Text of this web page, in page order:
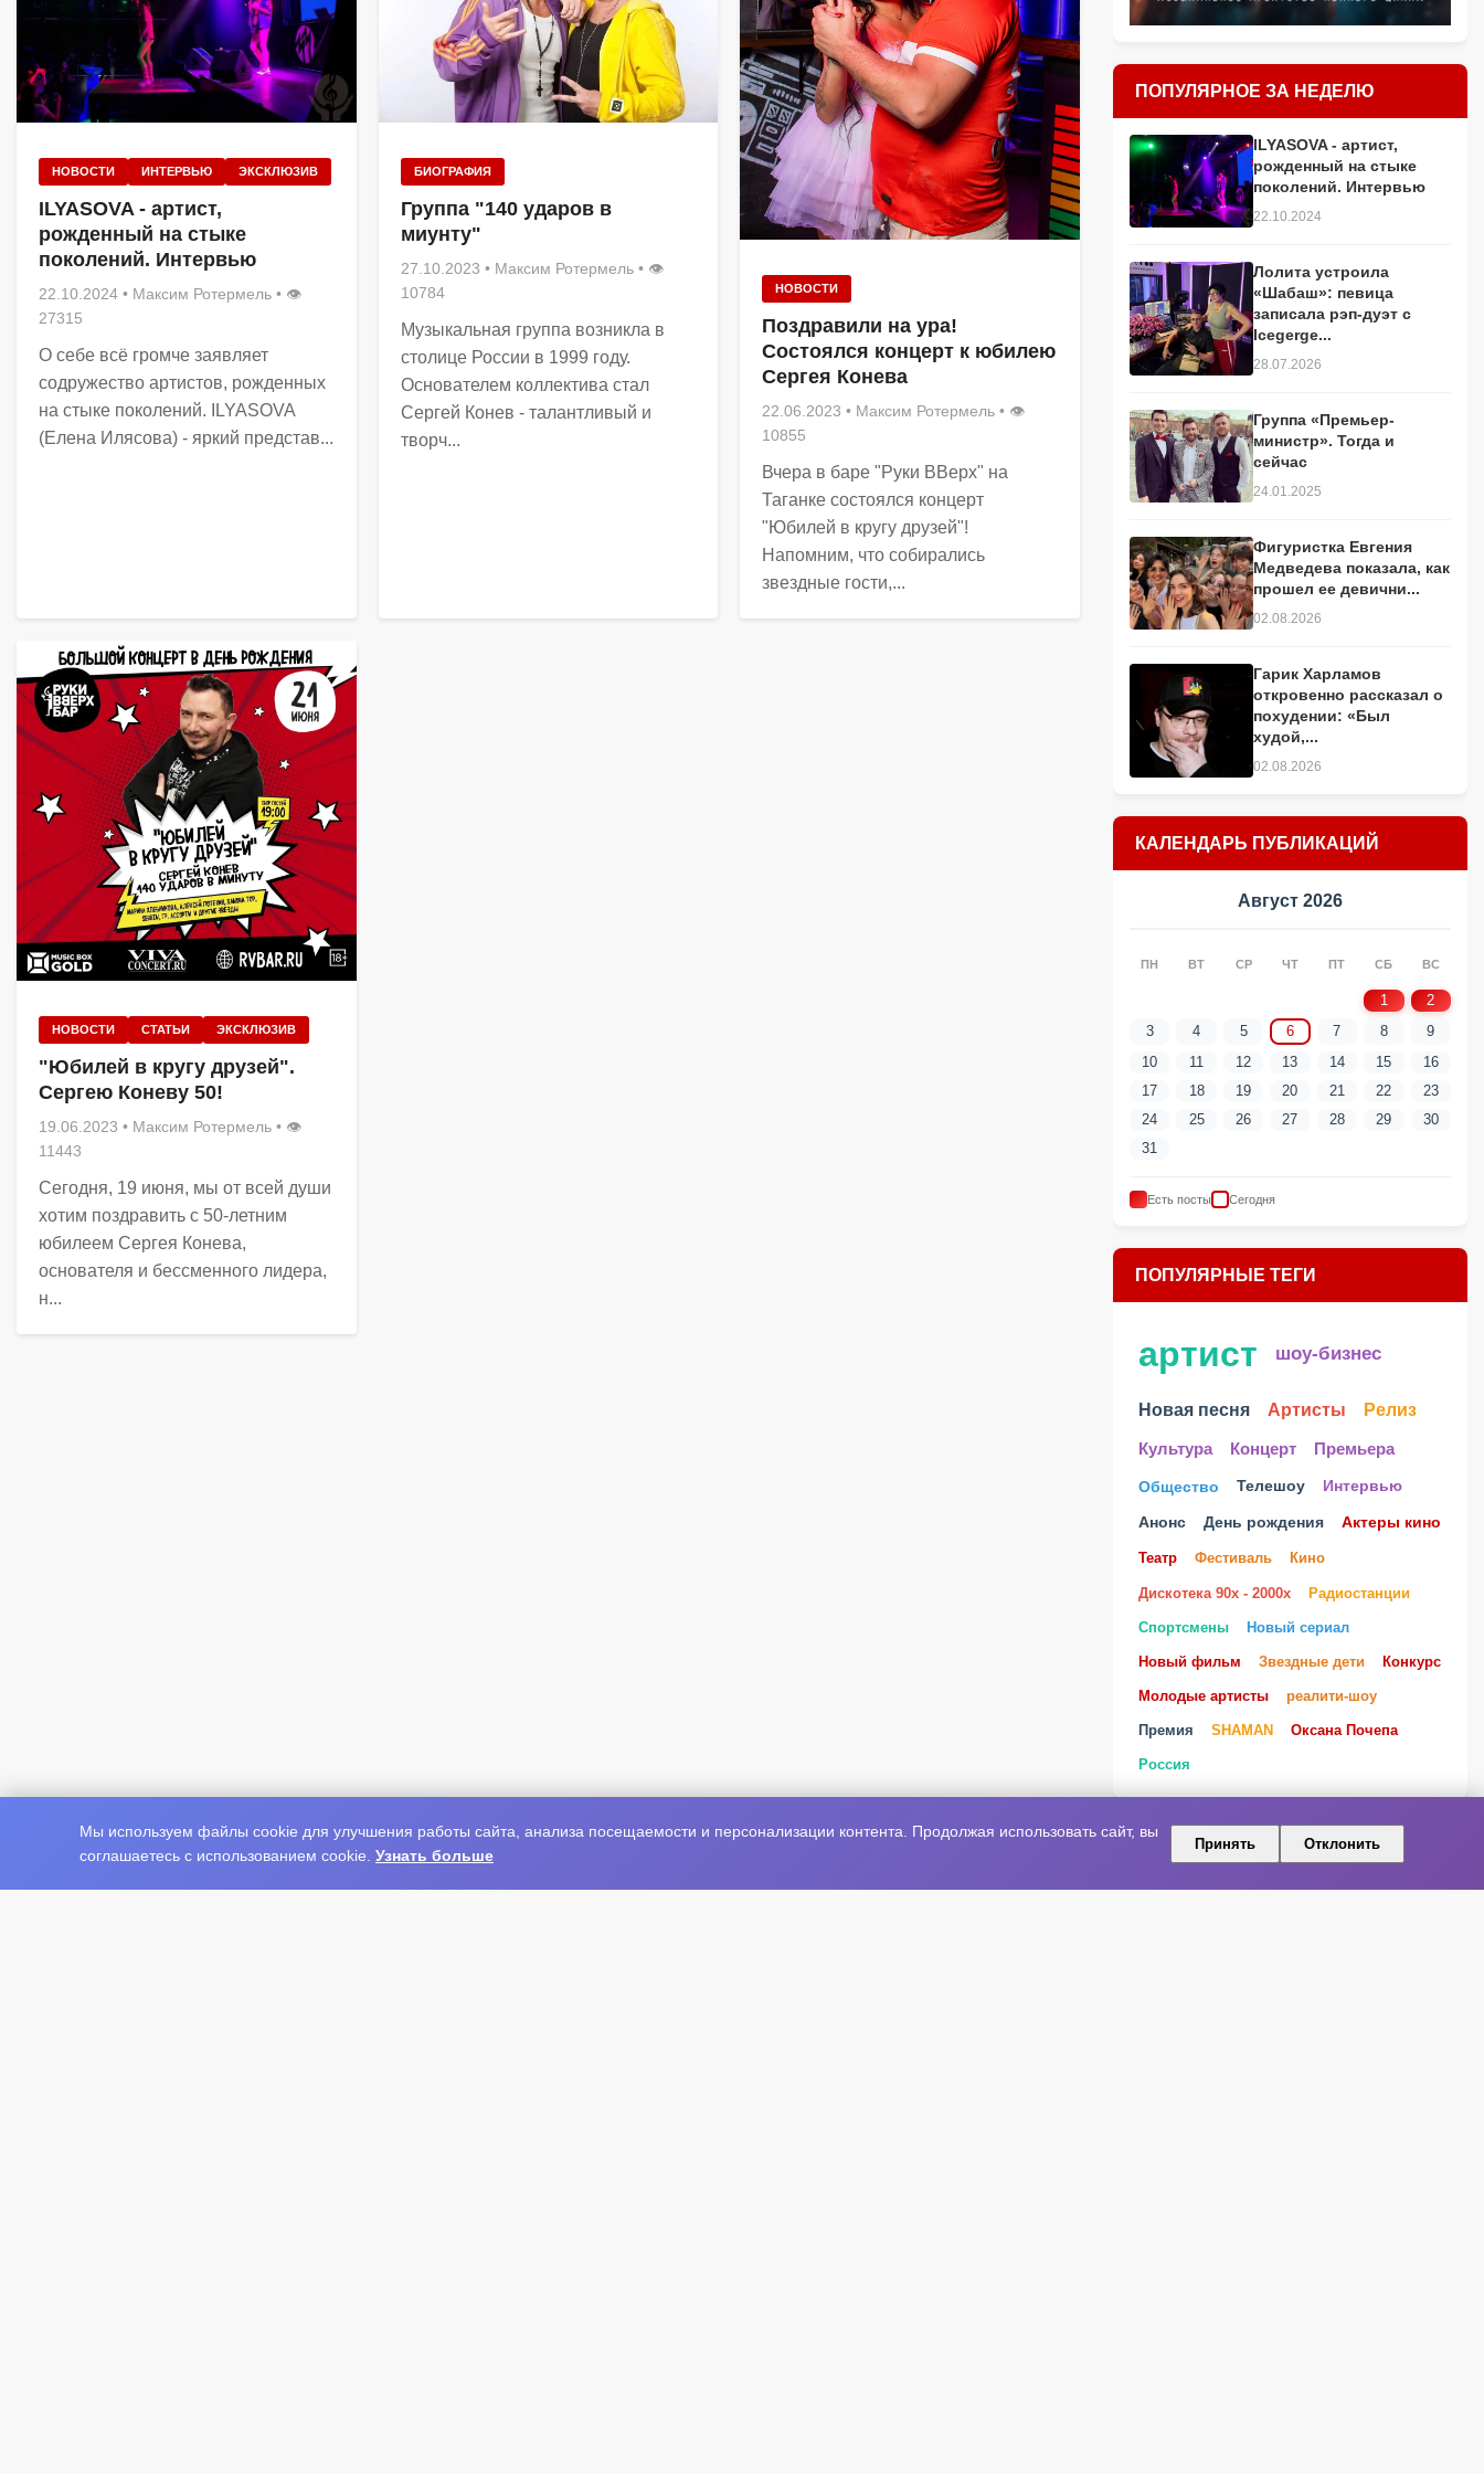
НОВОСТИ ИНТЕРВЬЮ ЭКСКЛЮЗИВ
ILYASOVA - артист,
рожденный на стыке
поколений. Интервью
22.10.2024 • Максим Ротермель • 👁
27315
О себе всё громче заявляет
содружество артистов, рожденных
на стыке поколений. ILYASOVA
(Елена Илясова) - яркий представ...
БИОГРАФИЯ
Группа "140 ударов в
миунту"
27.10.2023 • Максим Ротермель • 👁
10784
Музыкальная группа возникла в
столице России в 1999 году.
Основателем коллектива стал
Сергей Конев - талантливый и
творч...
НОВОСТИ
Поздравили на ура!
Состоялся концерт к юбилею
Сергея Конева
22.06.2023 • Максим Ротермель • 👁
10855
Вчера в баре "Руки ВВерх" на
Таганке состоялся концерт
"Юбилей в кругу друзей"!
Напомним, что собирались
звездные гости,...
НОВОСТИ СТАТЬИ ЭКСКЛЮЗИВ
"Юбилей в кругу друзей".
Сергею Коневу 50!
19.06.2023 • Максим Ротермель • 👁
11443
Сегодня, 19 июня, мы от всей души
хотим поздравить с 50-летним
юбилеем Сергея Конева,
основателя и бессменного лидера,
н...
ПОПУЛЯРНОЕ ЗА НЕДЕЛЮ
ILYASOVA - артист,
рожденный на стыке
поколений. Интервью
22.10.2024
Лолита устроила
«Шабаш»: певица
записала рэп-дуэт с
Icegerge...
28.07.2026
Группа «Премьер-
министр». Тогда и
сейчас
24.01.2025
Фигуристка Евгения
Медведева показала, как
прошел ее девични...
02.08.2026
Гарик Харламов
откровенно рассказал о
похудении: «Был
худой,...
02.08.2026
КАЛЕНДАРЬ ПУБЛИКАЦИЙ
Август 2026
ПН ВТ СР ЧТ ПТ СБ ВС
1
2
3
4 5 6 7 8
9
10
11 12 13 14 15
16
17
18 19 20 21 22
23
24
25 26 27 28 29
30
31
Есть посты Сегодня
ПОПУЛЯРНЫЕ ТЕГИ
артист шоу-бизнес
Новая песня Артисты Релиз
Культура Концерт Премьера
Общество Телешоу Интервью
Анонс День рождения Актеры кино
Театр Фестиваль Кино
Дискотека 90х - 2000х Радиостанции
Спортсмены Новый сериал
Новый фильм Звездные дети Конкурс
Молодые артисты реалити-шоу
Премия SHAMAN Оксана Почепа
Россия
ПРИСОЕДИНЯЙТЕСЬ К НАМ В
Мы используем файлы cookie для улучшения работы сайта, анализа посещаемости и персонализации контента. Продолжая использовать сайт, вы
соглашаетесь с использованием cookie. Узнать больше
Принять Отклонить